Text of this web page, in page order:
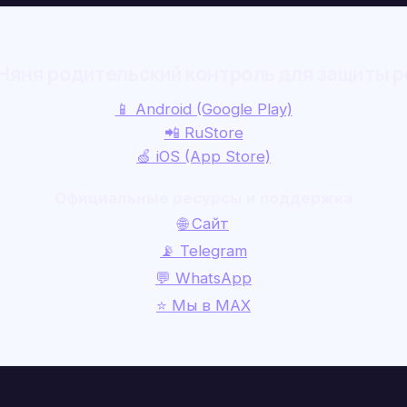
📱 Android (Google Play)
📲 RuStore
🍏 iOS (App Store)
🌐 Сайт
📡 Telegram
💬 WhatsApp
⭐ Мы в MAX